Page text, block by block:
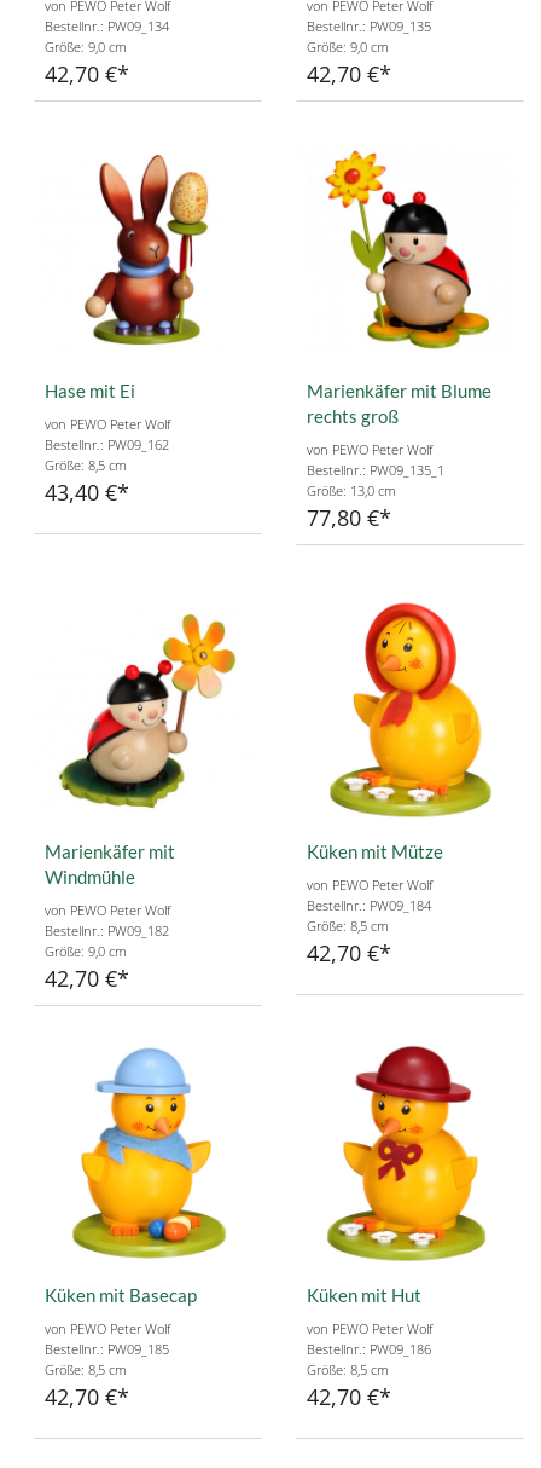
von PEWO Peter Wolf
Bestellnr.: PW09_134
Größe: 9,0 cm
42,70 €
von PEWO Peter Wolf
Bestellnr.: PW09_135
Größe: 9,0 cm
42,70 €
Hase mit Ei
von PEWO Peter Wolf
Bestellnr.: PW09_162
Größe: 8,5 cm
43,40 €
Marienkäfer mit Blume
rechts groß
von PEWO Peter Wolf
Bestellnr.: PW09_135_1
Größe: 13,0 cm
77,80 €
Marienkäfer mit
Windmühle
von PEWO Peter Wolf
Bestellnr.: PW09_182
Größe: 9,0 cm
42,70 €
Küken mit Mütze
von PEWO Peter Wolf
Bestellnr.: PW09_184
Größe: 8,5 cm
42,70 €
Küken mit Basecap
von PEWO Peter Wolf
Bestellnr.: PW09_185
Größe: 8,5 cm
42,70 €
Küken mit Hut
von PEWO Peter Wolf
Bestellnr.: PW09_186
Größe: 8,5 cm
42,70 €